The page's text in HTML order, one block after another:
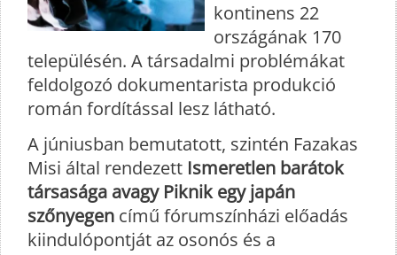
kontinens 22
országának 170
településén. A társadalmi problémákat
feldolgozó dokumentarista produkció
román fordítással lesz látható.
A júniusban bemutatott, szintén Fazakas
Misi által rendezett Ismeretlen barátok
társasága avagy Piknik egy japán
szőnyegen című fórumszínházi előadás
kiindulópontját az osonós és a